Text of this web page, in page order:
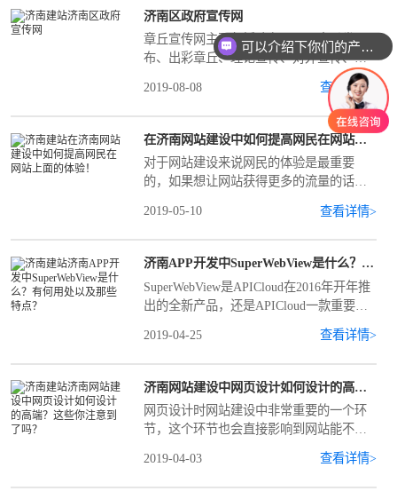
shadow再次被应用，丰富文字排版布局美
化效果。在我们做爱优爱评网站的时候。
文字在图片的上面。如果网站上传的图片
背景偏白色的话，那么就看不到文本的内
容了。于是给文字加添了一个...
济南区政府宣传网
章丘宣传网主要包括政务公开、章丘发
布、出彩章丘、理论宣传、对外宣传、企
政宣传、社会宣传、文明建设、文艺工
作、文化产业、网言网语等十一大板块。
2019-08-08 查看详情>
在济南网站建设中如何提高网民在网站上面的体验！
​对于网站建设来说网民的体验是最重要
的，如果想让网站获得更多的流量的话，
上面的体验。
2019-05-10 查看详情>
济南APP开发中SuperWebView是什么？有何用处以及那些特点？
SuperWebView是APICloud在2016年开年推
出的全新产品，还是APICloud一款重要的
能弱、体验差等问题，加速HTML5与
Native的融合。
2019-04-25 查看详情>
济南网站建设中网页设计如何设计的高端？这些你注意到了吗？
网页设计时网站建设中非常重要的一个环
节，这个环节也会直接影响到网站能不能
2019-04-03 查看详情>